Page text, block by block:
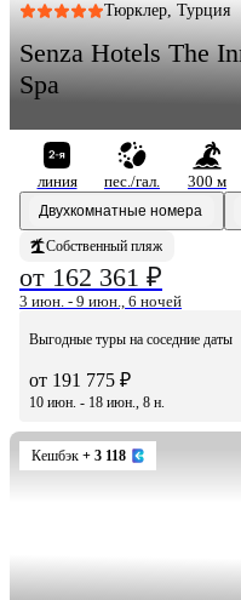
Тюрклер, Турция
Senza Hotels The
Spa
линия пес./гал. 300 м
Двухкомнатные номера
Собственный пляж
от 162 361 ₽
3 июн. - 9 июн., 6 ночей
Выгодные туры на соседние даты
от 191 775 ₽
10 июн. - 18 июн., 8 н.
Кешбэк + 3 118